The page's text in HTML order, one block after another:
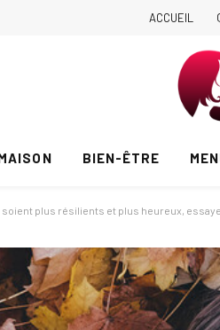
ACCUEIL
BIEN-ÊTRE
soient plus résilients et plus heureux,